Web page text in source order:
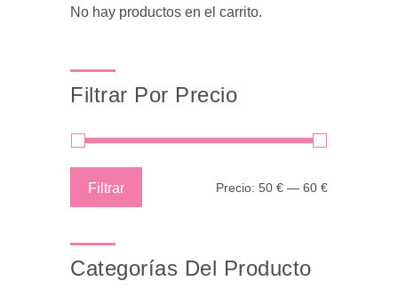
No hay productos en el carrito.
Filtrar Por Precio
Filtrar Precio: 50 € — 60 €
Categorías Del Producto